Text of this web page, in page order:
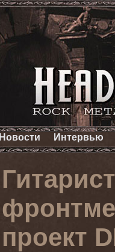
Новости Интервью
проект